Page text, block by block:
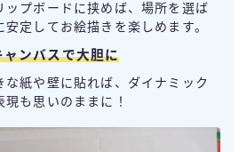
ップボードに挟めば、場所を選ば
安定してお絵描きを楽しめます。
ャンバスで大胆に
な紙や壁に貼れば、ダイナミック
現も思いのままに！